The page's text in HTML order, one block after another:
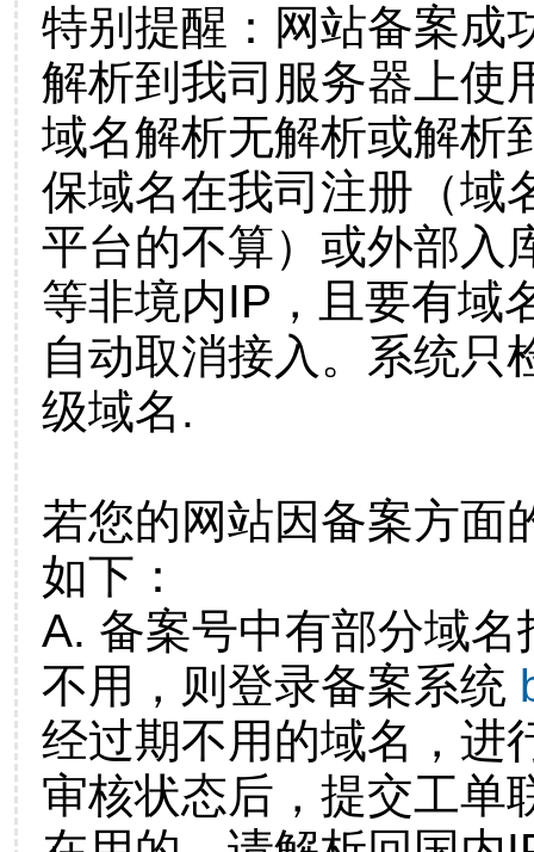
特别提醒：网站备案成
解析到我司服务器上使
域名解析无解析或解析
保域名在我司注册（域
平台的不算）或外部入
等非境内IP，且要有域
自动取消接入。系统只
级域名.
若您的网站因备案方面
如下：
A. 备案号中有部分域
不用，则登录备案系统
经过期不用的域名，进
审核状态后，提交工单